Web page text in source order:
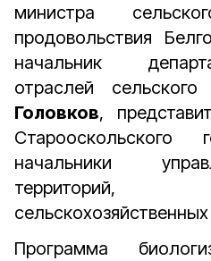
министра
продовольствия
начальник
отраслей сельского
Головков,
Старооскольского
начальники
территорий,
Программа